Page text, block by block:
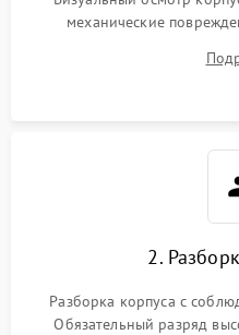
механические
включение, считывание
матрицы и затвора,
2.
Разборка корпуса с
Обязательный разряд